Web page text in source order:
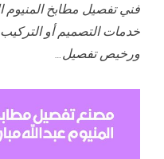
فني تفصيل مطابخ المنيوم
خدمات التصميم أو
ورخيص تفصيل…